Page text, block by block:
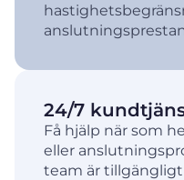
24/7
Få hjälp när som
eller
team är